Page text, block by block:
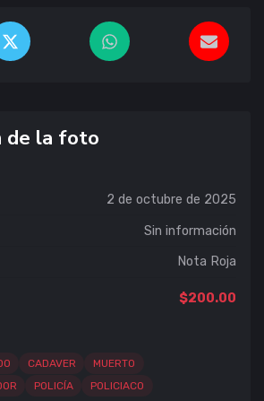
de la foto
2 de octubre de 2025
Sin información
Nota Roja
$200.00
CADAVER
MUERTO
POLICÍA POLICIACO